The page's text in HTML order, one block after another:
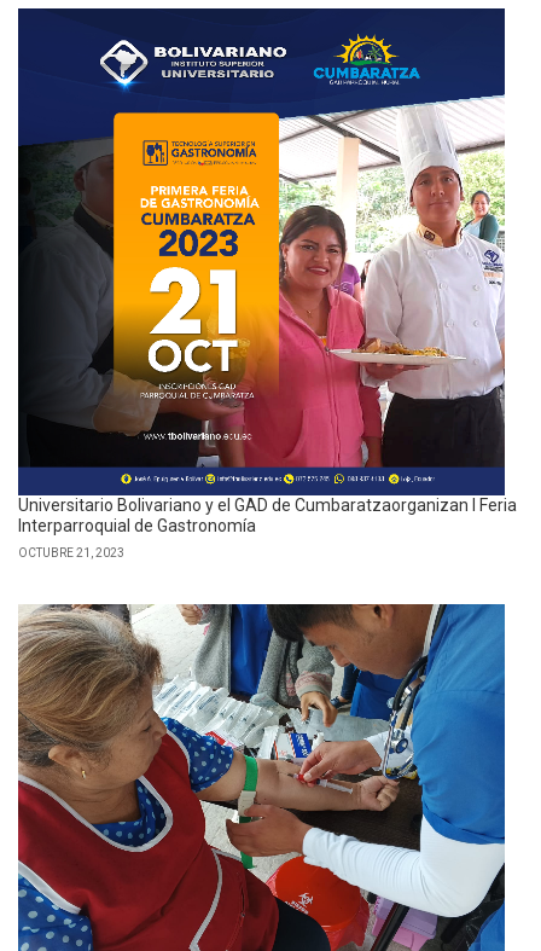
Universitario Bolivariano y el GAD de Cumbaratzaorganizan I Feria
Interparroquial de Gastronomía
OCTUBRE 21, 2023